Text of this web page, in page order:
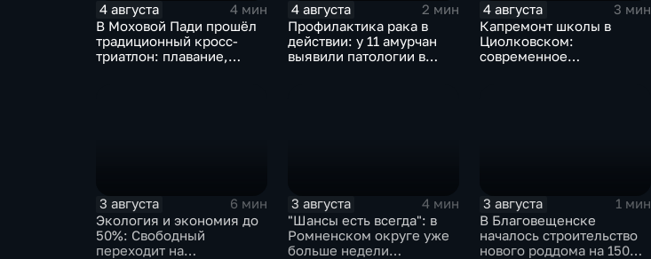
4 августа
4 мин
В Моховой Пади прошёл
традиционный кросс-
триатлон: плавание,
4 августа
2 мин
Профилактика рака в
действии: у 11 амурчан
выявили патологии в
4 августа
3 мин
Капремонт школы в
Циолковском:
современное
3 августа
6 мин
Экология и экономия до
50%: Свободный
переходит на
3 августа
4 мин
"Шансы есть всегда": в
Ромненском округе уже
больше недели
3 августа
1 мин
В Благовещенске
началось строительство
нового роддома на 150